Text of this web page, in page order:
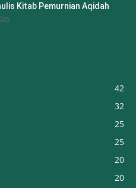
Kitab Pemurnian Aqidah
42
32
25
25
20
20